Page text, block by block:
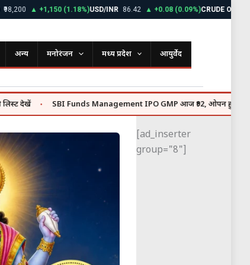
▲ +1,150 (1.18%)USD/INR 86.42 ▲ +0.08 (0.09%)CRUDE OIL $72.85
अन्य मनोरंजन मध्य प्रदेश आयुर्वेद
● SBI Funds Management IPO GMP आज ₹92, ओपन हुआ ₹9,813 करोड़
[ad_inserter
group="8"]